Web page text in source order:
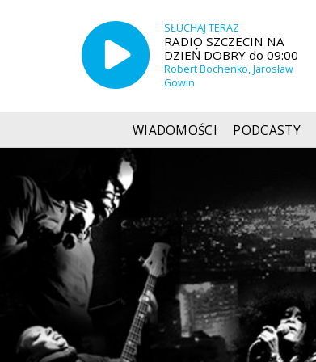
SŁUCHAJ TERAZ
RADIO SZCZECIN NA
DZIEŃ DOBRY do 09:00
Robert Bochenko, Jarosław
Gowin
WIADOMOŚCI PODCASTY